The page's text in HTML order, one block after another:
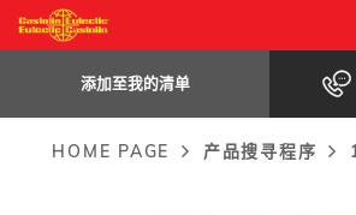
Skip
to
content
添加至我的清单
181 PF Atmosin
HOME PAGE 产品搜寻程序